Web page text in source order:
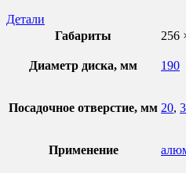
Детали
Габариты
256
Диаметр диска, мм 190
Посадочное отверстие, мм 20,
Применение